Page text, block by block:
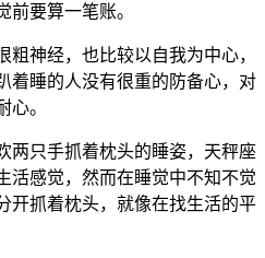
前要算一笔账。
粗神经，也比较以自我为中心，
着睡的人没有很重的防备心，对
心。
两只手抓着枕头的睡姿，天秤座
活感觉，然而在睡觉中不知不觉
开抓着枕头，就像在找生活的平